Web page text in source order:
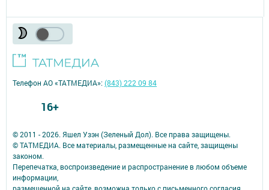
© 2011 - 2026. Яшел Узэн (Зеленый Дол). Все права защищены.
© ТАТМЕДИА. Все материалы, размещенные на сайте, защищены
законом.
Перепечатка, воспроизведение и распространение в любом объеме
информации,
Телефон АО «ТАТМЕДИА»:(843) 222 09 84
16+